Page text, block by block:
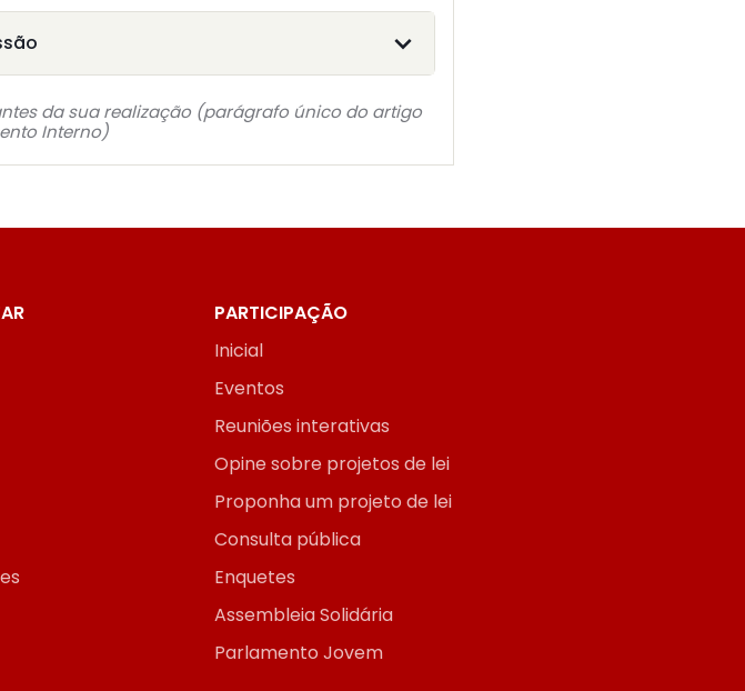
da sua realização (parágrafo único do artigo
Interno)
PARTICIPAÇÃO
Inicial
Eventos
Reuniões interativas
Opine sobre projetos de lei
Proponha um projeto de lei
Consulta pública
Enquetes
Assembleia Solidária
Parlamento Jovem